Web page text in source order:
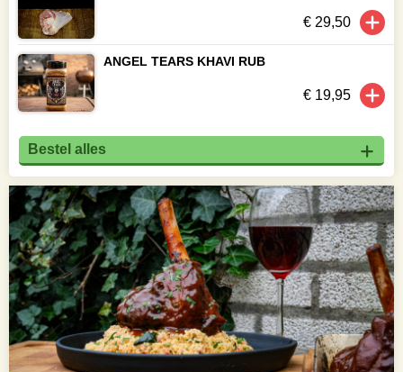
€ 29,50
ANGEL TEARS KHAVI RUB
€ 19,95
Bestel alles